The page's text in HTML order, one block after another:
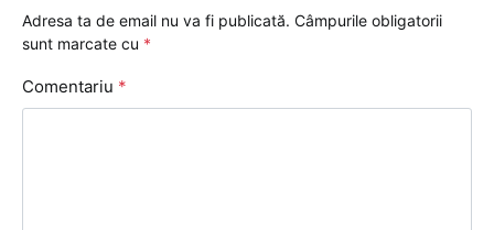
Adresa ta de email nu va fi publicată. Câmpurile obligatorii
sunt marcate cu *
Comentariu *